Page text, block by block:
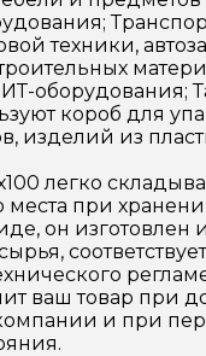
техники,
оборудования;
короб для
изделий из
легко
места при
он изготовлен
ваш товар при
и при